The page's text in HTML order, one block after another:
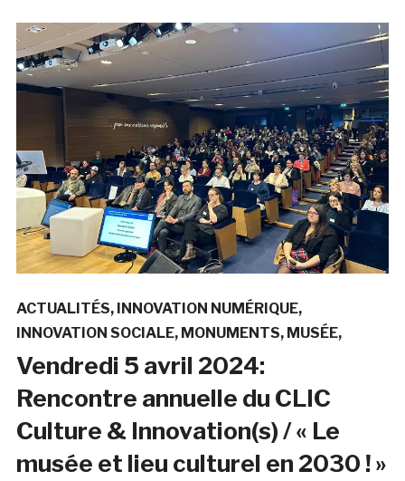
ACTUALITÉS INNOVATION NUMÉRIQUE
INNOVATION SOCIALE MONUMENTS MUSÉE
Vendredi 5 avril 2024:
Rencontre annuelle du CLIC
Culture & Innovation(s) / « Le
musée et lieu culturel en 2030 ! »